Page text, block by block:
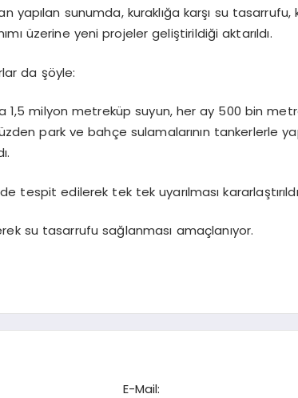
yapılan sunumda, kuraklığa karşı su tasarrufu,
üzerine yeni projeler geliştirildiği aktarıldı.
da şöyle:
1,5 milyon metreküp suyun, her ay 500 bin
park ve bahçe sulamalarının tankerlerle
tespit edilerek tek tek uyarılması
su tasarrufu sağlanması amaçlanıyor.
E-Mail: